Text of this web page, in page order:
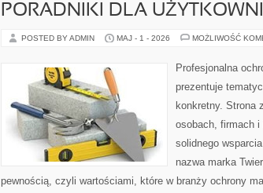
PORADNIKI DLA
POSTED BY ADMIN MAJ - 1 - 2026 MOŻLIWOŚĆ
Profesjonalna
prezentuje
konkretny. Strona
osobach, firmach
solidnego
nazwa marka
pewnością, czyli wartościami, które w branży ochrony